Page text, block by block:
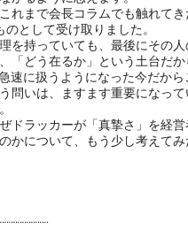
れまで会長コラムでも触れてき
のとして受け取りました。
を持っていても、最後にその
「どう在るか」という土台だか
速に扱うようになった今だから
問いは、ますます重要になっ
ドラッカーが「真摯さ」を経
かについて、もう少し考えてみ